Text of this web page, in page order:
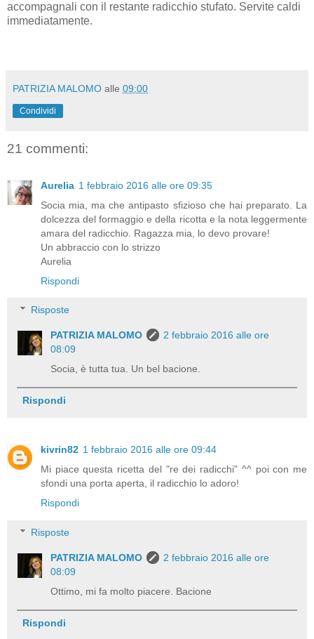
accompagnali con il restante radicchio stufato. Servite caldi
immediatamente.
PATRIZIA MALOMO alle 09:00
Condividi
21 commenti:
Aurelia 1 febbraio 2016 alle ore 09:35
Socia mia, ma che antipasto sfizioso che hai preparato. La
dolcezza del formaggio e della ricotta e la nota leggermente
amara del radicchio. Ragazza mia, lo devo provare!
Un abbraccio con lo strizzo
Aurelia
Rispondi
Risposte
PATRIZIA MALOMO
2 febbraio 2016 alle ore
08:09
Socia, è tutta tua. Un bel bacione.
Rispondi
kivrin82 1 febbraio 2016 alle ore 09:44
Mi piace questa ricetta del "re dei radicchi" ^^ poi con me
sfondi una porta aperta, il radicchio lo adoro!
Rispondi
Risposte
PATRIZIA MALOMO
2 febbraio 2016 alle ore
08:09
Ottimo, mi fa molto piacere. Bacione
Rispondi